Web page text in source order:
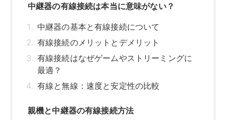
選ぶべき中継器の種類と特性
有線接続での一般的な問題とその解決策
中継器の選び方と最適な設置場所
中継器購入のためのチェックリスト
中継器の設置で改善される具体的な例
中継器設置の最適な場所の選び方